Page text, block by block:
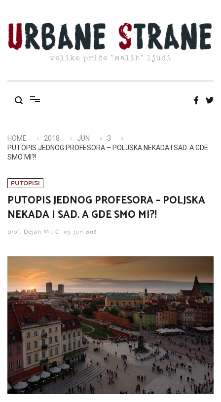
content
velike priče "malih" ljudi
HOME 2018 JUN
3
PUTOPIS JEDNOG PROFESORA – POLJSKA NEKADA I SAD. A GDE
SMO MI?!
PUTOPISI
PUTOPIS JEDNOG PROFESORA – POLJSKA
NEKADA I SAD. A GDE SMO MI?!
prof. Dejan Milić 03. jun 2018.